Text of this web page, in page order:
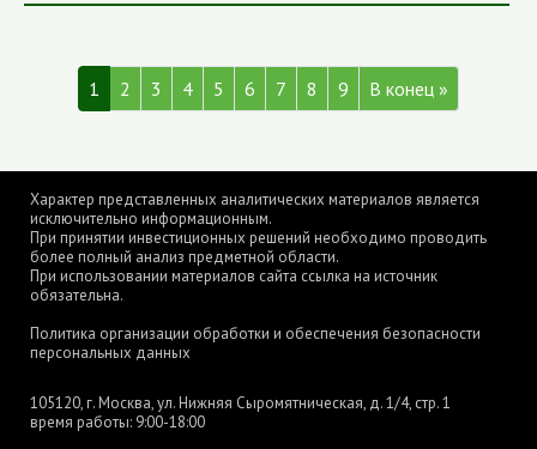
1 2 3 4 5 6 7 8 9 В конец »
Характер представленных аналитических материалов является
исключительно информационным.
При принятии инвестиционных решений необходимо проводить
более полный анализ предметной области.
При использовании материалов сайта ссылка на источник
обязательна.
Политика организации обработки и обеспечения безопасности
персональных данных
105120, г. Москва, ул. Нижняя Сыромятническая, д. 1/4, стр. 1
время работы: 9:00-18:00